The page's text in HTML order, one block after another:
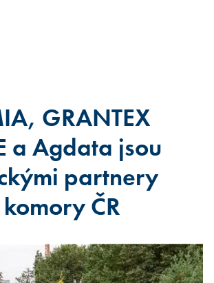
GRANTEX
a Agdata jsou
partnery
ČR